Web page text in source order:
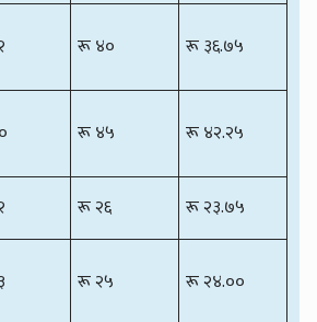
रू ४० रू ३६.७५
रू ४५ रू ४२.२५
रू २६
रू २३.७५
रू २५ रू २४.००